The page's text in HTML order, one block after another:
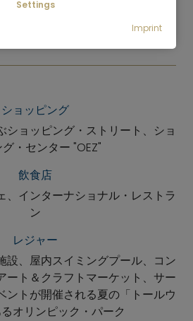
ショッピング
ショッピング・ストリート、ショ
グ・センター "OEZ"
飲食店
、インターナショナル・レストラ
ン
レジャー
設、屋内スイミングプール、コン
ート＆クラフトマーケット、サー
ントが開催される夏の「トールウ
オリンピック・パーク
Settings
Imprint